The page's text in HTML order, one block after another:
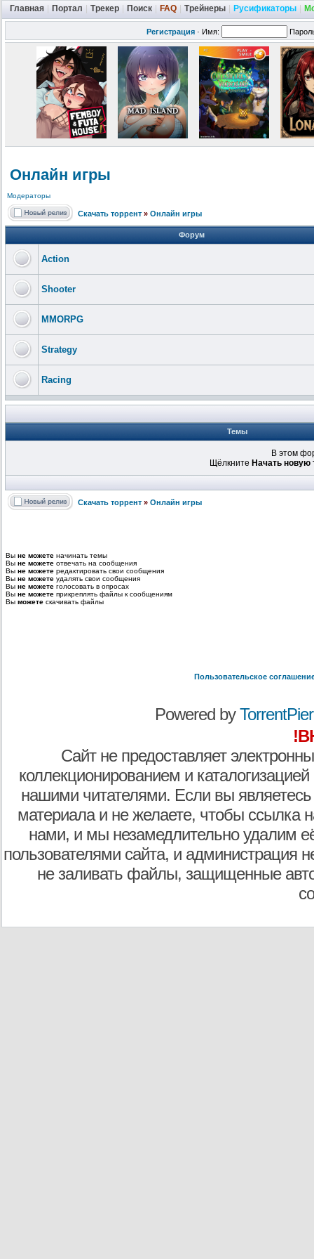
Главная Портал Трекер Поиск FAQ Трейнеры Русификаторы
Регистрация · Имя:
Онлайн игры
Модераторы
Скачать торрент » Онлайн игры
Форум
Action
Shooter
MMORPG
Strategy
Racing
Темы
В этом
Щёлкните Начать новую
Скачать торрент » Онлайн игры
Вы не можете начинать темы
Вы не можете отвечать на сообщения
Вы не можете редактировать свои сообщения
Вы не можете удалять свои сообщения
Вы не можете голосовать в опросах
Вы не можете прикреплять файлы к сообщениям
Вы можете скачивать файлы
Пользовательское
Powered by
Сайт не предоставляет
коллекционированием и
нашими читателями. Если вы являетесь
материала и не желаете, чтобы ссылка
нами, и мы незамедлительно удалим
пользователями сайта, и администрация
не заливать файлы, защищенные